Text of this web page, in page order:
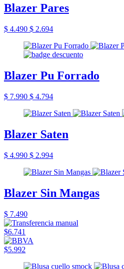
Blazer Pares
$ 4.490 $ 2.694
Blazer Pu Forrado
$ 7.990 $ 4.794
Blazer Saten
$ 4.990 $ 2.994
Blazer Sin Mangas
$ 7.490
$6.741
$5.992